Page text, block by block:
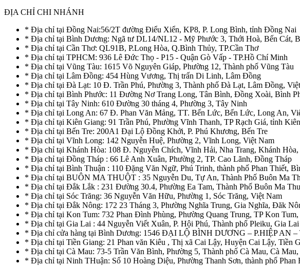
ĐỊA CHỈ CHI NHÁNH
* Địa chỉ tại Đồng Nai:56/2T đường Điểu Xiển, KP8, P. Long Bình, tỉnh Đồng Nai
* Địa chỉ tại Bình Dương: Ngã tư DL14/NL12 - Mỹ Phước 3, Thới Hoà, Bến Cát,
* Địa chỉ tại Cần Thơ: QL91B, P.Long Hòa, Q.Bình Thủy, TP.Cần Thơ
* Địa chỉ tại TPHCM: 936 Lê Đức Thọ - P15 - Quận Gò Vấp - TP.Hồ Chí Minh
* Địa chỉ tại Vũng Tàu: 1615 Võ Nguyên Giáp, Phường 12, Thành phố Vũng Tàu
* Địa chỉ tại Lâm Đồng: 454 Hùng Vương, Thị trấn Di Linh, Lâm Đồng
* Địa chỉ tại Đà Lạt: 10 Đ. Trần Phú, Phường 3, Thành phố Đà Lạt, Lâm Đồng,
* Địa chỉ tại Bình Phước: 11 Đường Nơ Trang Long, Tân Bình, Đồng Xoài, Bình
* Địa chỉ tại Tây Ninh: 610 Đường 30 tháng 4, Phường 3, Tây Ninh
* Địa chỉ tại Long An: 67 Đ. Phan Văn Mảng, TT. Bến Lức, Bến Lức, Long An,
* Địa chỉ tại Kiên Giang: 91 Trần Phú, Phường Vĩnh Thanh, TP Rạch Giá, tỉnh
* Địa chỉ tại Bến Tre: 200A1 Đại Lộ Đồng Khởi, P. Phú Khương, Bến Tre
* Địa chỉ tại Vĩnh Long: 142 Nguyễn Huệ, Phường 2, Vĩnh Long, Việt Nam
* Địa chỉ tại Khánh Hòa: 108 Đ. Nguyễn Chích, Vĩnh Hải, Nha Trang, Khánh
* Địa chỉ tại Đồng Tháp : 66 Lê Anh Xuân, Phường 2, TP. Cao Lãnh, Đồng Tháp
* Địa chỉ tại Bình Thuận : 110 Đặng Văn Ngữ, Phú Trinh, thành phố Phan Thiết,
* Địa chỉ tại BUÔN MA THUỘT : 35 Nguyễn Du, Tự An, Thành Phố Buôn Ma
* Địa chỉ tại Đắk Lắk : 231 Đường 30.4, Phường Ea Tam, Thành Phố Buôn Ma
* Địa chỉ tại Sóc Trăng: 36 Nguyễn Văn Hữu, Phường 1, Sóc Trăng, Việt Nam
* Địa chỉ tại Đắk Nông: 172 23 Tháng 3, Phường Nghĩa Trung, Gia Nghĩa, Đăk
* Địa chỉ tại Kon Tum: 732 Phan Đình Phùng, Phường Quang Trung, TP Kon
* Địa chỉ tại Gia Lai : 44 Nguyễn Viết Xuân, P. Hội Phú, Thành phố Pleiku, Gia Lai
* Địa chỉ cửa hàng tại Bình Dương: 1546 ĐẠI LỘ BÌNH DƯƠNG – P.HIỆP AN
* Địa chỉ tại Tiền Giang: 21 Phan văn Kiêu , Thị xã Cai Lậy, Huyện Cai Lậy, Tiền
* Địa chỉ tại Cà Mau: 73-5 Trần Văn Bình, Phường 5, Thành phố Cà Mau, Cà
* Địa chỉ tại Ninh THuận: Số 10 Hoàng Diệu, Phường Thanh Sơn, thành phố Phan